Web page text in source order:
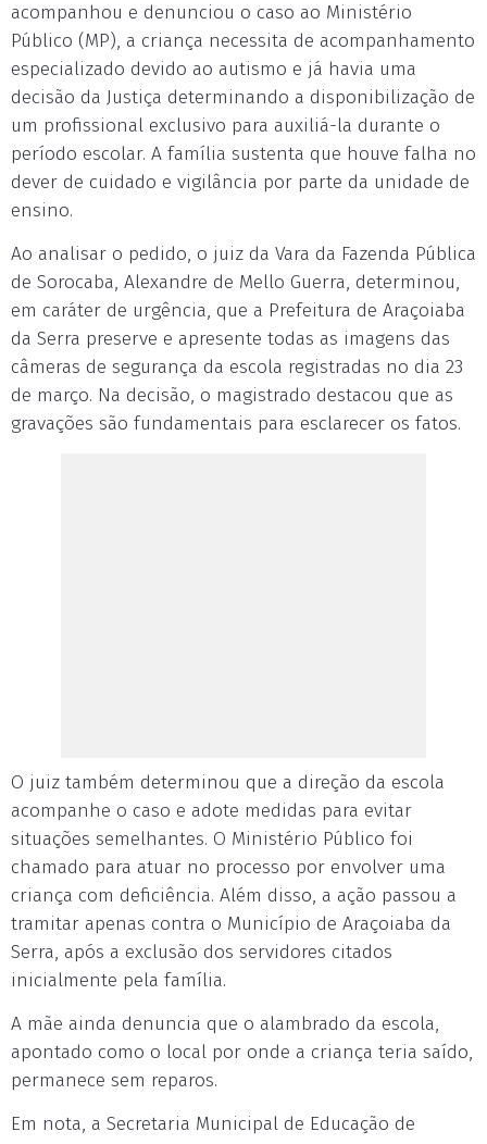
acompanhou e denunciou o caso ao Ministério
Público (MP), a criança necessita de acompanhamento
especializado devido ao autismo e já havia uma
decisão da Justiça determinando a disponibilização de
um profissional exclusivo para auxiliá-la durante o
período escolar. A família sustenta que houve falha no
dever de cuidado e vigilância por parte da unidade de
ensino.
Ao analisar o pedido, o juiz da Vara da Fazenda Pública
de Sorocaba, Alexandre de Mello Guerra, determinou,
em caráter de urgência, que a Prefeitura de Araçoiaba
da Serra preserve e apresente todas as imagens das
câmeras de segurança da escola registradas no dia 23
de março. Na decisão, o magistrado destacou que as
gravações são fundamentais para esclarecer os fatos.
O juiz também determinou que a direção da escola
acompanhe o caso e adote medidas para evitar
situações semelhantes. O Ministério Público foi
chamado para atuar no processo por envolver uma
criança com deficiência. Além disso, a ação passou a
tramitar apenas contra o Município de Araçoiaba da
Serra, após a exclusão dos servidores citados
inicialmente pela família.
A mãe ainda denuncia que o alambrado da escola,
apontado como o local por onde a criança teria saído,
permanece sem reparos.
Em nota, a Secretaria Municipal de Educação de